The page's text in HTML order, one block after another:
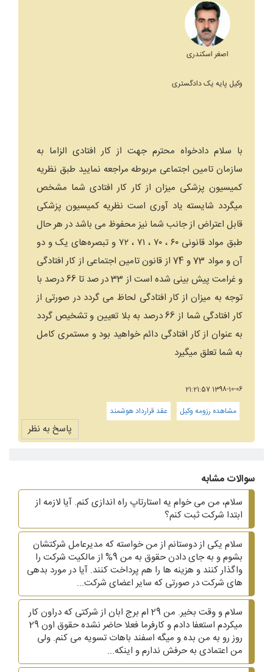
اصغر اسکندری
وکیل پایه یک دادگستری
با سلام دادخواه محترم جهت از کار افتادی الزاما به
سازمان تامین اجتماعی مربوطه مراجعه نمایید طبق نظریه
کمیسیون پزشکی میزان از کار کار افتادی شما مشخص
میگردد شایسته یاد آوری است نظریه کمیسیون پزشکی
قابل اعتراض از جانب شما نیز محفوظ می باشد در هر حال
طبق مواد قانونی ۶۰ ، ۷۰ ، ۷۱ ، ۷۲ و تبصره‌های یک و دو
آن و مواد 73 و 74 از قانون تامین اجتماعی از کار افتادگی
و غرامت پیش بینی شده است از 33 در صد تا 66 درصد با
توجه به میزان از کار افتادگی لحاظ می گردد در صورتی از
کار افتادگی شما از 66 درصد به بلا تعیین و تشخیص گردد
به عنوان از کار افتادگی دائم خواهید بود و مستمری کامل
به شما تعلق میگیرد
1398-10-06 21:21:57
مشاهده رزومه وکیل عقد قرارداد هوشمند
پاسخ به نظر
سوالات مشابه
سلام، من می خوام یه استارتاپ راه اندازی کنم. آیا لازمه از
ابتدا شرکت ثبت کنم؟
سلام یکی از دوستانم از من خواسته که مدیرعامل شرکتشان
بشوم و به جای دادن حقوق به من 9% از مالکیت شرکت را
واگذار کنند و هزینه ها را هم پرداخت کنند. آیا در مورد بدهی
های شرکت در صورتی که سایر اعضای شرکت...
سلام و وقت بخیر. من 29 ام برج ابان از شرکتی که دراون کار
میکردم استعفا دادم و کارفرما فعلا حاضر نشده حقوق اون 29
روز رو به من بده و میگه اسفند باهات تسویه می کنم. ولی
من اعتمادی به حرفش ندارم و اینکه...